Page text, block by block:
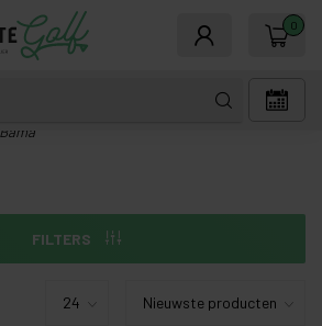
0
Bama
FILTERS